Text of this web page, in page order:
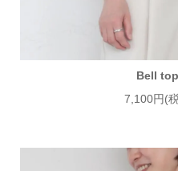
Bell
7,100円(